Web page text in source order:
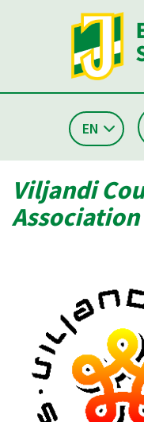
EN
Viljandi
Association